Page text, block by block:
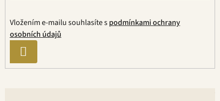
y
Vložením e-mailu souhlasíte spodmínkami ochrany
osobních údajů
SE